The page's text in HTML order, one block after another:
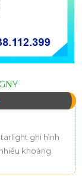
ghi hình
khoảng